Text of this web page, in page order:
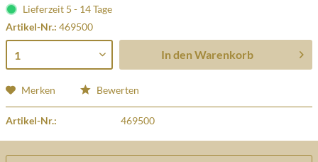
Lieferzeit 5 - 14 Tage
Artikel-Nr.: 469500
In den Warenkorb
Merken Bewerten
Artikel-Nr.: 469500